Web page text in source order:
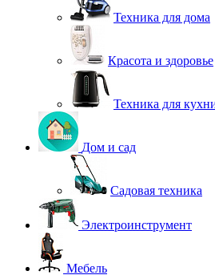
Техника для дома
Красота и здоровье
Техника для
Дом и сад
Садовая техника
Электроинструмент
Мебель